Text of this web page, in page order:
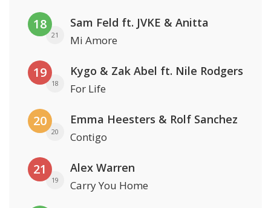
18
21
Sam Feld ft. JVKE & Anitta
Mi Amore
19
18
Kygo & Zak Abel ft. Nile Rodgers
For Life
20
20
Emma Heesters & Rolf Sanchez
Contigo
21
19
Alex Warren
Carry You Home